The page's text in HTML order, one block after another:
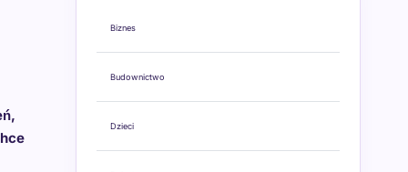
Biznes
Budownictwo
Dzieci